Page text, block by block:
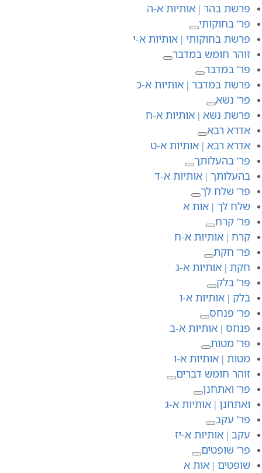
פרשת בהר | אותיות א-ה
פר' בחוקותי
פרשת בחוקותי | אותיות א-י
זוהר חומש במדבר
פר' במדבר
פרשת במדבר | אותיות א-כ
פר' נשא
פרשת נשא | אותיות א-ח
אדרא רבא
אדרא רבא | אותיות א-ט
פר' בהעלותך
בהעלותך | אותיות א-ד
פר' שלח לך
שלח לך | אות א
פר' קרח
קרח | אותיות א-ח
פר' חקת
חקת | אותיות א-ג
פר' בלק
בלק | אותיות א-ו
פר' פנחס
פנחס | אותיות א-ב
פר' מטות
מטות | אותיות א-ו
זוהר חומש דברים
פר' ואתחנן
ואתחנן | אותיות א-ג
פר' עקב
עקב | אותיות א-יז
פר' שופטים
שופטים | אות א